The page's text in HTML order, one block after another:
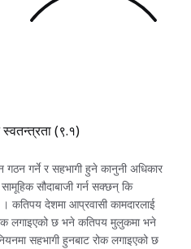
(९.१)
गर्ने र सहभागी हुने कानुनी अधिकार
सौदाबाजी गर्न सक्छन् कि
कतिपय देशमा आप्रवासी कामदारलाई
लगाइएको छ भने कतिपय मुलुकमा भने
सहभागी हुनबाट रोक लगाइएको छ